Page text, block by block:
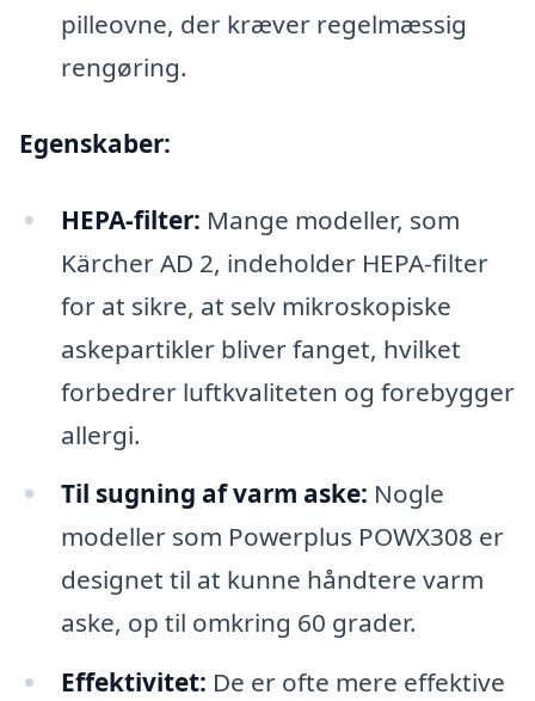
pilleovne, der kræver regelmæssig
rengøring.
Egenskaber:
HEPA-filter: Mange modeller, som
Kärcher AD 2, indeholder HEPA-filter
for at sikre, at selv mikroskopiske
askepartikler bliver fanget, hvilket
forbedrer luftkvaliteten og forebygger
allergi.
Til sugning af varm aske: Nogle
modeller som Powerplus POWX308 er
designet til at kunne håndtere varm
aske, op til omkring 60 grader.
Effektivitet: De er ofte mere effektive